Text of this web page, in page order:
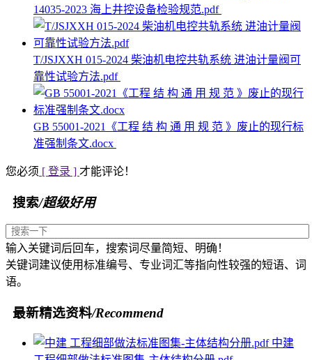
14035-2023 海上井控设备检验规范.pdf
T/JSJXXH 015-2024 柴油机电控共轨系统 进油计量阀可
靠性试验方法.pdf
GB 55001-2021《工程 结 构 通 用 规 范 》废止的现行标
准强制条文.docx
您必须 [ 登录 ] 才能评论！
搜索/超级好用
输入关键词后回车，搜索词尽量简短、明确！
关键词建议使用标准编号、专业词汇等指向性较强的短语、词
语。
最新精选资料/Recommend
中建